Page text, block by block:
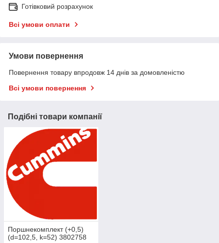
Готівковий розрахунок
Всі умови оплати
Умови повернення
Повернення товару впродовж 14 днів за домовленістю
Всі умови повернення
Подібні товари компанії
Поршнекомплект (+0,5)
(d=102,5, k=52) 3802758